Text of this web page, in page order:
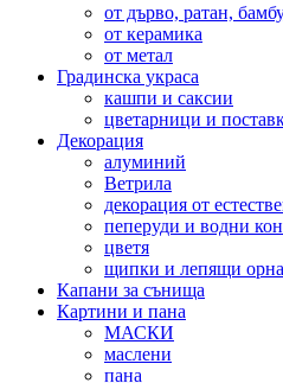
от дърво, ратан,
от керамика
от метал
Градинска украса
кашпи и саксии
цветарници и
Декорация
алуминий
Ветрила
декорация от
пеперуди и водни
цветя
щипки и лепящи
Капани за сънища
Картини и пана
МАСКИ
маслени
пана